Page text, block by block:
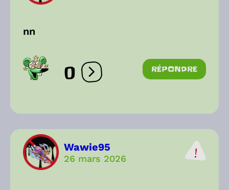
nn
0 Ouvrir les réactions
RÉPONDRE
Wawie95
26 mars 2026